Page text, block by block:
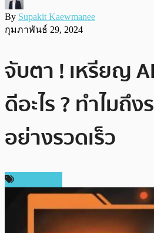
By Supakit Kaewmanee
กุมภาพันธ์ 29, 2024
จับตา ! เหรียญ
ดีอะไร ? ทำไมถึ
อย่างรวดเร็ว